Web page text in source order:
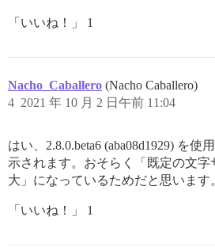
「いいね！」 1
Nacho_Caballero (Nacho Caballero)
2021 年 10 月 2 日午前 11:04
4
はい、2.8.0.beta6 (aba08d1929) を使
示されます。おそらく「既定の文
大」になっているためだと思います
「いいね！」 1